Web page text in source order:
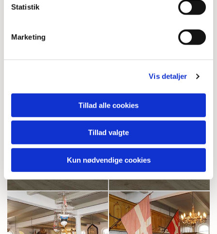
Statistik
Marketing
Vis detaljer
Tillad alle cookies
Tillad valgte
Kun nødvendige cookies